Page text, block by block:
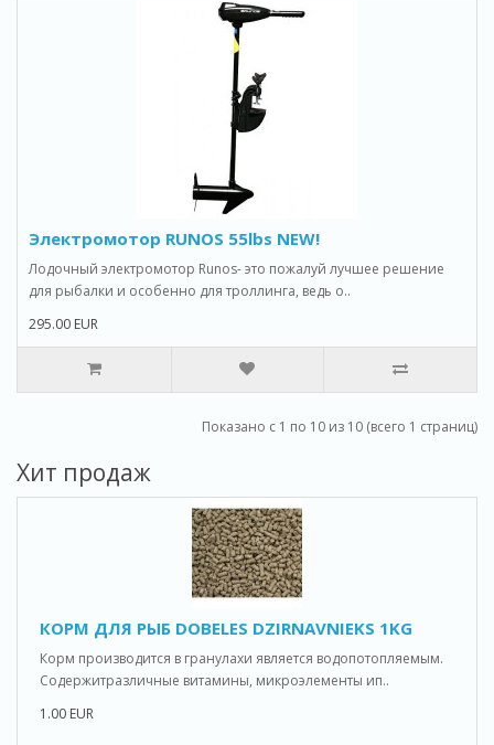
Электромотор RUNOS 55lbs NEW!
Лодочный электромотор Runos- это пожалуй лучшее решение
для рыбалки и особенно для троллинга, ведь о..
295.00 EUR
Показано с 1 по 10 из 10 (всего 1 страниц)
Хит продаж
КОРМ ДЛЯ РЫБ DOBELES DZIRNAVNIEKS 1KG
Корм производится в гранулахи является водопотопляемым.
Содержитразличные витамины, микроэлементы ип..
1.00 EUR